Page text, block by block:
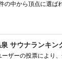
の中から頂点に選ば
サウナランキン
ーザーの投票により